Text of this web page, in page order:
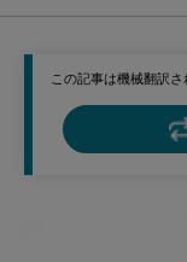
この記事は機械翻訳さ